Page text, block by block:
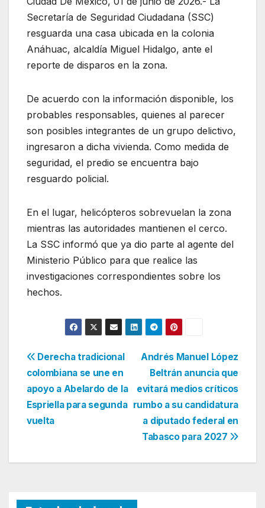
Secretaría de Seguridad Ciudadana (SSC)
resguarda una casa ubicada en la colonia
Anáhuac, alcaldía Miguel Hidalgo, ante el
reporte de disparos en la zona.
De acuerdo con la información disponible, los
probables responsables, quienes al parecer
son posibles integrantes de un grupo delictivo,
ingresaron a dicha vivienda. Como medida de
seguridad, el predio se encuentra bajo
resguardo policial.
En el lugar, helicópteros sobrevuelan la zona
mientras las autoridades mantienen el cerco.
La SSC informó que ya dio parte al agente del
Ministerio Público para que realice las
investigaciones correspondientes sobre los
hechos.
Navegación
de
entradas
Andrés Manuel López
Beltrán anuncia que
evitará medios críticos
rumbo a su candidatura
a diputado federal en
Tabasco para 2027
Derecha tradicional
colombiana se une en
apoyo a Abelardo de la
Espriella para segunda
vuelta